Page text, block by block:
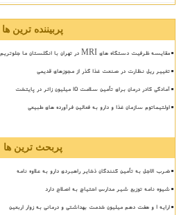
پربیننده ترین ها
مقایسه ظرفیت دستگاه های MRI در تهران با انگلستان ما جلوتریم!
تغییر ریل نظارت در صنعت غذا گذر از مجوزهای قدیمی
آمادگی کادر درمان برای تأمین سلامت 15 میلیون زائر در پایتخت
اولتیماتوم سازمان غذا و دارو به فعالین فرآورده های طبیعی
پربحث ترین ها
ضرب الاجل به تأمین کنندگان ذخایر راهبردی دارو به علاوه نامه
شیوه نامه توزیع شیر مدارس احتیاج به اصلاح دارد
ارایه ۱ و هفت دهم میلیون خدمت بهداشتی و درمانی به زوار اربعین